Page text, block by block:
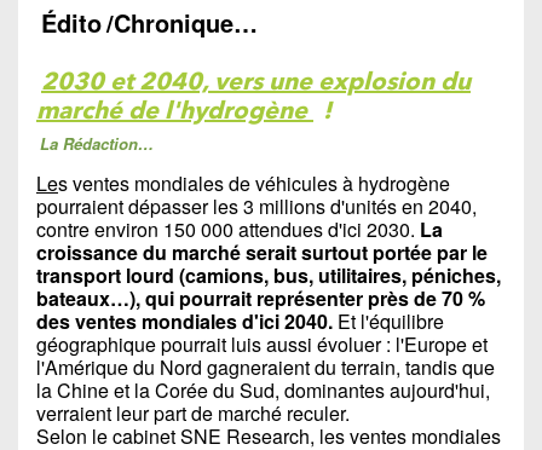
Édito/Chronique…
2030 et 2040, vers une explosion du
marché de l'hydrogène !
La Rédaction…
Les ventes mondiales de véhicules à hydrogène
pourraient dépasser les 3 millions d'unités en 2040,
contre environ 150 000 attendues d'ici 2030. La
croissance du marché serait surtout portée par le
transport lourd (camions, bus, utilitaires, péniches,
bateaux…), qui pourrait représenter près de 70 %
des ventes mondiales d'ici 2040. Et l'équilibre
géographique pourrait luis aussi évoluer : l'Europe et
l'Amérique du Nord gagneraient du terrain, tandis que
la Chine et la Corée du Sud, dominantes aujourd'hui,
verraient leur part de marché reculer.
Selon le cabinet SNE Research, les ventes mondiales